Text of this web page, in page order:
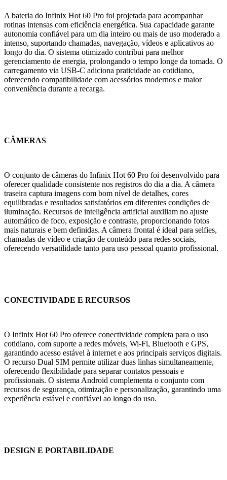
A bateria do Infinix Hot 60 Pro foi projetada para acompanhar
rotinas intensas com eficiência energética. Sua capacidade garante
autonomia confiável para um dia inteiro ou mais de uso moderado a
intenso, suportando chamadas, navegação, vídeos e aplicativos ao
longo do dia. O sistema otimizado contribui para melhor
gerenciamento de energia, prolongando o tempo longe da tomada. O
carregamento via USB-C adiciona praticidade ao cotidiano,
oferecendo compatibilidade com acessórios modernos e maior
conveniência durante a recarga.
CÂMERAS
O conjunto de câmeras do Infinix Hot 60 Pro foi desenvolvido para
oferecer qualidade consistente nos registros do dia a dia. A câmera
traseira captura imagens com bom nível de detalhes, cores
equilibradas e resultados satisfatórios em diferentes condições de
iluminação. Recursos de inteligência artificial auxiliam no ajuste
automático de foco, exposição e contraste, proporcionando fotos
mais naturais e bem definidas. A câmera frontal é ideal para selfies,
chamadas de vídeo e criação de conteúdo para redes sociais,
oferecendo versatilidade tanto para uso pessoal quanto profissional.
CONECTIVIDADE E RECURSOS
O Infinix Hot 60 Pro oferece conectividade completa para o uso
cotidiano, com suporte a redes móveis, Wi-Fi, Bluetooth e GPS,
garantindo acesso estável à internet e aos principais serviços digitais.
O recurso Dual SIM permite utilizar duas linhas simultaneamente,
oferecendo flexibilidade para separar contatos pessoais e
profissionais. O sistema Android complementa o conjunto com
recursos de segurança, otimização e personalização, garantindo uma
experiência estável e confiável ao longo do uso.
DESIGN E PORTABILIDADE